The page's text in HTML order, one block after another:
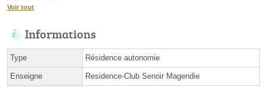
Voir tout
Informations
Type Résidence autonomie
Enseigne Residence-Club Senoir Magendie